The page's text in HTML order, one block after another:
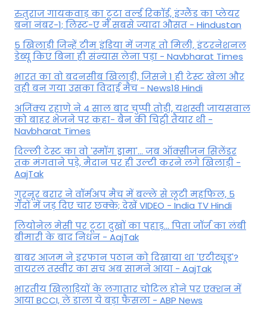
रुतुराज गायकवाड़ का टूटा वर्ल्ड रिकॉर्ड, इंग्लैंड का प्लेयर
बना नंबर-1; लिस्ट-ए में सबसे ज्यादा औसत - Hindustan
5 खिलाड़ी जिन्हें टीम इंडिया में जगह तो मिली, इंटरनेशनल
डेब्यू किए बिना ही संन्यास लेना पड़ा - Navbharat Times
भारत का वो बदनसीब खिलाड़ी, जिसने 1 ही टेस्ट खेला और
वही बन गया उसका विदाई मैच - News18 Hindi
अजिंक्य रहाणे ने 4 साल बाद चुप्पी तोड़ी, यशस्वी जायसवाल
को बाहर भेजने पर कहा- बैन की चिट्ठी तैयार थी -
Navbharat Times
दिल्ली टेस्ट का वो 'स्मॉग ड्रामा'... जब ऑक्सीजन सिलेंडर
तक मंगवाने पड़े, मैदान पर ही उल्टी करने लगे खिलाड़ी -
AajTak
गुरनूर बरार ने वॉर्मअप मैच में बल्ले से लूटी महफिल, 5
गेंदों में जड़ दिए चार छक्के; देखें VIDEO - India TV Hindi
लियोनेल मेसी पर टूटा दुखों का पहाड़... पिता जॉर्ज का लंबी
बीमारी के बाद निधन - AajTak
बाबर आजम ने इरफान पठान को दिखाया था 'एटीट्यूड'?
वायरल तस्वीर का सच अब सामने आया - AajTak
भारतीय खिलाड़ियों के लगातार चोटिल होने पर एक्शन में
आया BCCI, ले डाला ये बड़ा फैसला - ABP News